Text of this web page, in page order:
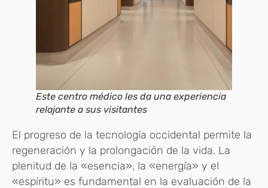
Este centro médico les da una experiencia
relajante a sus visitantes
El progreso de la tecnología occidental permite la
regeneración y la prolongación de la vida. La
plenitud de la «esencia», la «energía» y el
«espíritu» es fundamental en la evaluación de la